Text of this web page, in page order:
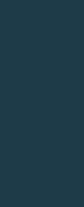
プは、占星術
、そして忍耐
人間を描いて
解力、そして
ており、これ
ミュニケーシ
は、仕事とケ
関係への献身
戦となる可能
と火星の出生
チックな関係
しています。
リーン上のキ